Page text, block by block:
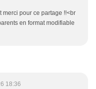
merci pour ce partage !!<br
en format modifiable
18:36